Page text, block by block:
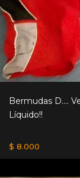
Bermudas D....
Líquido!!
$ 8.000